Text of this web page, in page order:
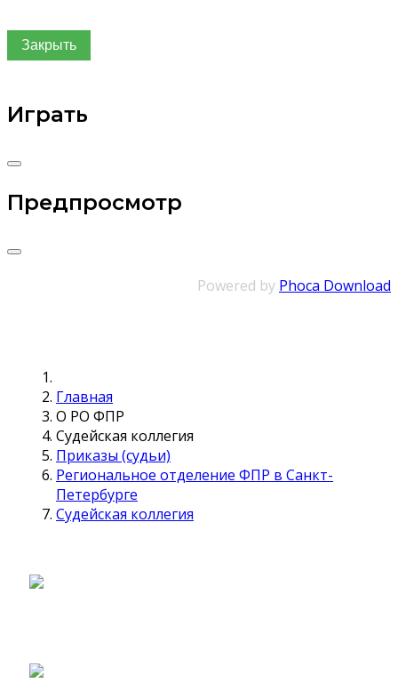
Закрыть
Играть
Предпросмотр
Powered by Phoca Download
Главная
О РО ФПР
Судейская коллегия
Приказы (судьи)
Региональное отделение ФПР в Санкт-
Петербурге
Судейская коллегия